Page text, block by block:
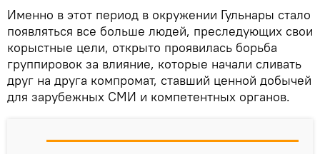
Именно в этот период в окружении Гульнары стало
появляться все больше людей, преследующих свои
корыстные цели, открыто проявилась борьба
группировок за влияние, которые начали сливать
друг на друга компромат, ставший ценной добычей
для зарубежных СМИ и компетентных органов.